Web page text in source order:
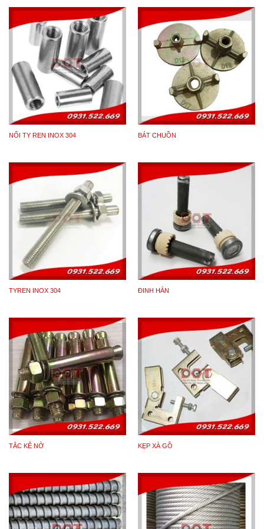
Vật liệu chế tạo Ty giằng xà gồ (ty xà gồ
mái):
Ty giằng xà gồ (ty xà gồ)
mạ kẽm ren 2 đầu được
sản xuất từ vật liệu thép hợp kim như: CT3, SS400,
Q325, C35, C45. Bề mặt
Ty giằng xà gồ (thanh
như CT3, C45… thì thông thường được mạ bằng
phương pháp mạ điện phân. Nếu phải làm việc trong
môi trường khắc nghiệt hơn người ta còn mạ
xà gồ (ty xà gồ)bằng phương pháp mạ kẽm nhúng
nóng hoặc nhuộm đen.
Ứng dụng của Ty giằng xà gồ:
Hệ thống giằng của nhà xưởng được chia thành 2
nhóm: giằng mái và giằng cột. Hệ giằng là một bộ
phận quan trọng trong kết cấu nhà, có tác dụng:
của kết cấu chịu lực của nhà.
– Chịu tải trọng tác dụng theo phương dọc nhà, vuông
góc với mặt phẳng khung như gió trên tường hồi, lực
hãm của cầu trục.
– Bảo đảm sự ổn định cho các cấu kiện chịu nén của
kết cấu: thanh dàn, cột,…
– Làm cho lắp dựng an toàn, thuận tiện.
NỐI TY REN INOX 304 BÁT CHUỒN
TYREN INOX 304 ĐINH HÀN
TẮC KÊ NỞ KẸP XÀ GỒ